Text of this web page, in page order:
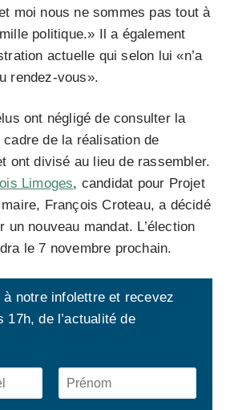
moi nous ne sommes pas tout à
politique.» Il a également
actuelle qui selon lui «n’a
rendez-vous».
ont négligé de consulter la
de la réalisation de
ont divisé au lieu de rassembler.
Limoges, candidat pour Projet
maire, François Croteau, a décidé
un nouveau mandat. L’élection
le 7 novembre prochain.
à notre infolettre et recevez
17h, de l’actualité de